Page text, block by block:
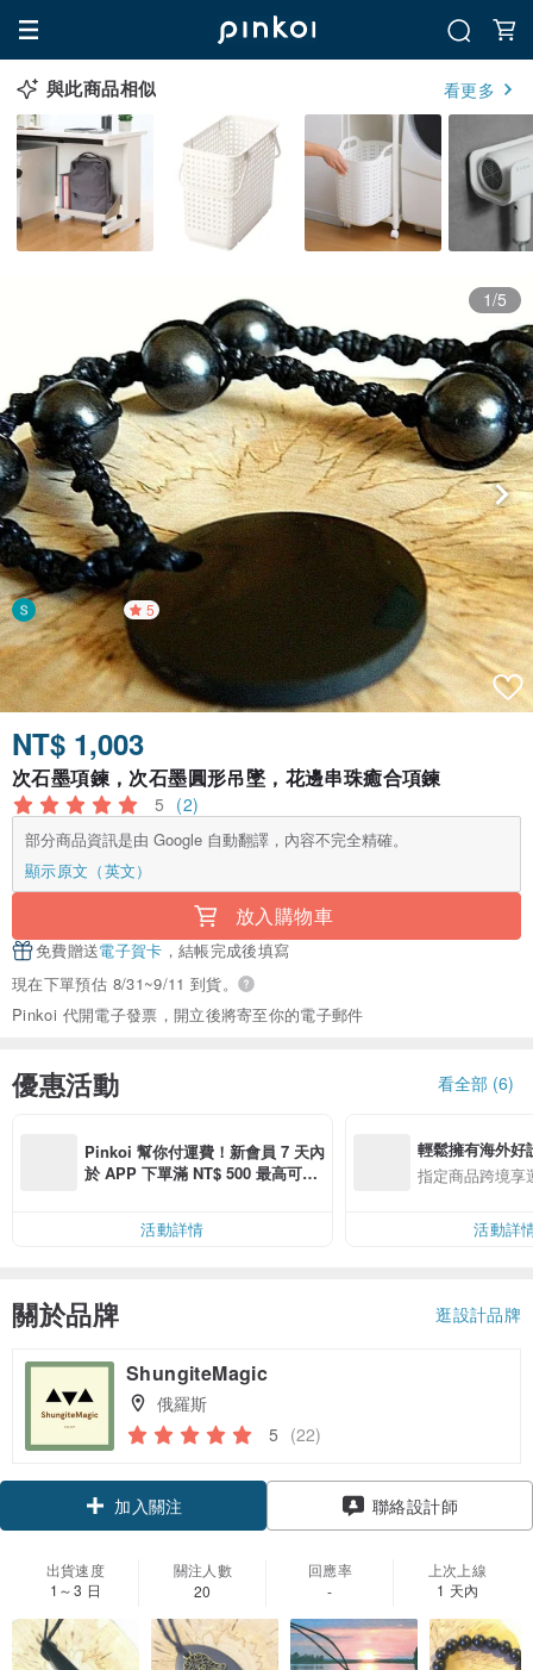
與此商品相似 看更多
1/5
5
NT$ 1,003
次石墨項鍊，次石墨圓形吊墜，花邊串珠癒合項鍊
5 (2)
部分商品資訊是由 Google 自動翻譯，內容不完全精確。
顯示原文（英文）
放入購物車
免費贈送電子賀卡 ，結帳完成後填寫
現在下單預估 8/31~9/11 到貨。
Pinkoi 代開電子發票，開立後將寄至你的電子郵件
優惠活動 看全部 (6)
Pinkoi 幫你付運費！新會員 7 天內
於 APP 下單滿 NT$ 500 最高可折
活動詳情
輕鬆擁有海外好
指定商品跨境享
活動詳
關於品牌 逛設計品牌
ShungiteMagic
俄羅斯
5 (22)
加入關注 聯絡設計師
出貨速度
1～3 日
關注人數
20
回應率
-
上次上線
1 天內